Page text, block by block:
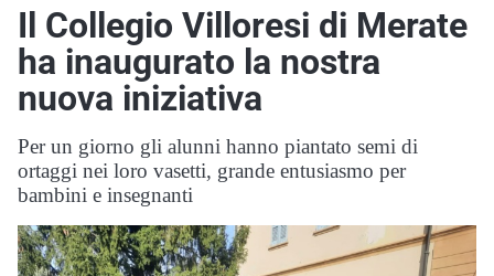
Il Collegio Villoresi di Merate
ha inaugurato la nostra
nuova iniziativa
Per un giorno gli alunni hanno piantato semi di
ortaggi nei loro vasetti, grande entusiasmo per
bambini e insegnanti